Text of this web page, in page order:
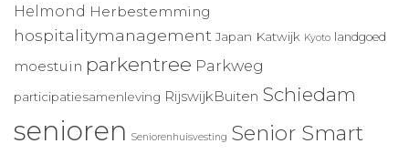
Helmond Herbestemming
hospitalitymanagement Japan Katwijk Kyoto landgoed
moestuin parkentree Parkweg
participatiesamenleving RijswijkBuiten Schiedam
senioren Seniorenhuisvesting Senior Smart